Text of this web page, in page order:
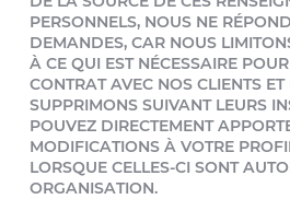
PERSONNELS, NOUS NE
DEMANDES, CAR NOUS
À CE QUI EST NÉCESSAIRE
CONTRAT AVEC NOS CLIENTS ET
SUPPRIMONS SUIVANT LEURS
POUVEZ DIRECTEMENT
MODIFICATIONS À VOTRE
LORSQUE CELLES-CI SONT
ORGANISATION.